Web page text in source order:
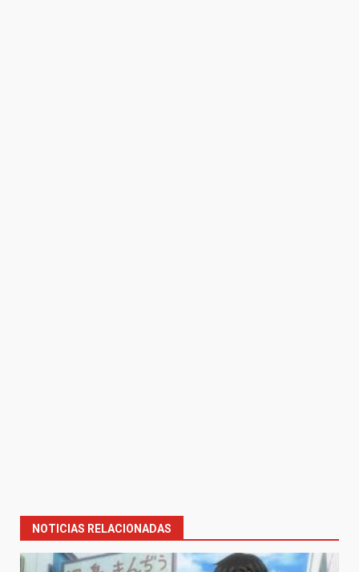
NOTICIAS RELACIONADAS